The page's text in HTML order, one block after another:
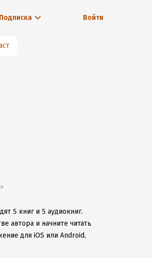
Подписка Войти
5 книг и 5 аудиокниг.
автора и начните читать
для iOS или Android,